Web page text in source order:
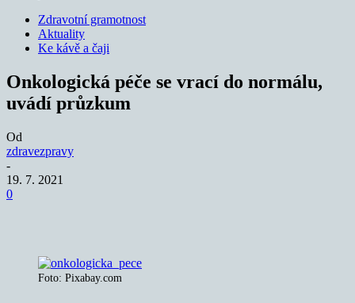
Zdravotní gramotnost
Aktuality
Ke kávě a čaji
Onkologická péče se vrací do normálu,
uvádí průzkum
Od
zdravezpravy
-
19. 7. 2021
0
Foto: Pixabay.com